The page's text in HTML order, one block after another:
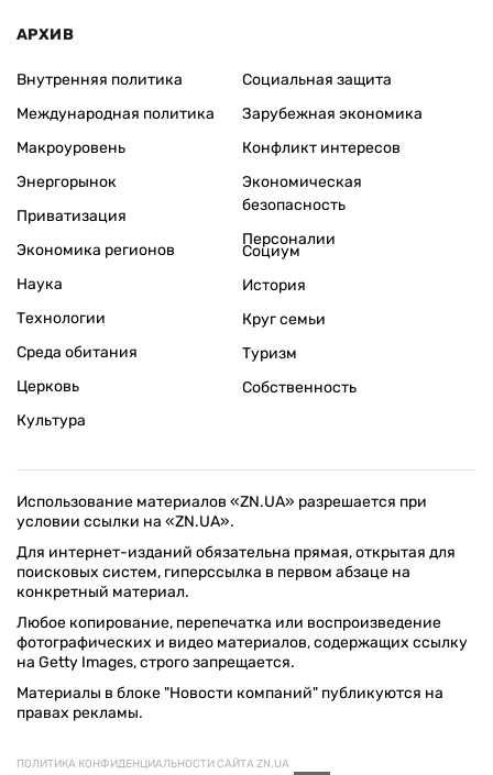
АРХИВ
Внутренняя политика
Международная политика
Макроуровень
Энергорынок
Приватизация
Экономика регионов
Социальная защита
Зарубежная экономика
Конфликт интересов
Экономическая
безопасность
Персоналии
Наука
Технологии
Среда обитания
Церковь
Культура
Социум
История
Круг семьи
Туризм
Собственность
Использование материалов «ZN.UA» разрешается при
условии ссылки на «ZN.UA».
Для интернет-изданий обязательна прямая, открытая для
поисковых систем, гиперссылка в первом абзаце на
конкретный материал.
Любое копирование, перепечатка или воспроизведение
фотографических и видео материалов, содержащих ссылку
на Getty Images, строго запрещается.
Материалы в блоке "Новости компаний" публикуются на
правах рекламы.
ПОЛИТИКА КОНФИДЕНЦИАЛЬНОСТИ САЙТА ZN.UA